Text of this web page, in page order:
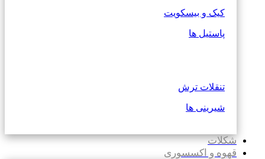
کیک و بیسکویت
پاستیل ها
تنقلات ترش
شیرینی ها
شکلات
قهوه و اکسسوری